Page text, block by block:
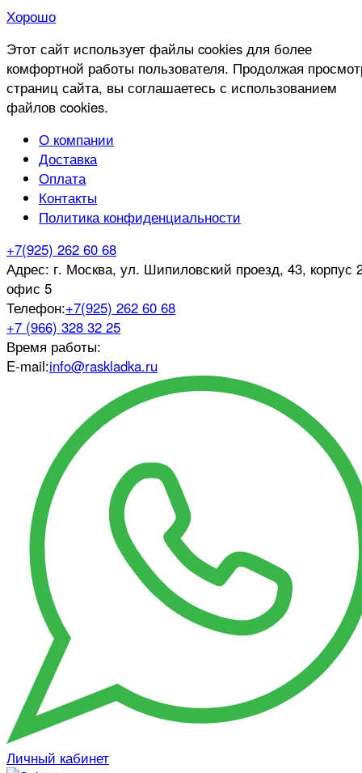
Хорошо
Этот сайт использует файлы cookies для более
комфортной работы пользователя. Продолжая
страниц сайта, вы соглашаетесь с использованием
файлов cookies.
О компании
Доставка
Оплата
Контакты
Политика конфиденциальности
+7(925) 262 60 68
Адрес: г. Москва, ул. Шипиловский проезд, 43, корпус
офис 5
Телефон:+7(925) 262 60 68
+7 (966) 328 32 25
Время работы:
E-mail:info@raskladka.ru
Личный кабинет